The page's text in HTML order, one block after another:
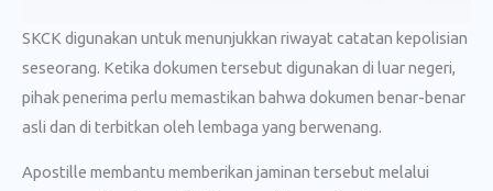
SKCK digunakan untuk menunjukkan riwayat catatan kepolisian
seseorang. Ketika dokumen tersebut digunakan di luar negeri,
pihak penerima perlu memastikan bahwa dokumen benar-benar
asli dan di terbitkan oleh lembaga yang berwenang.
Apostille membantu memberikan jaminan tersebut melalui